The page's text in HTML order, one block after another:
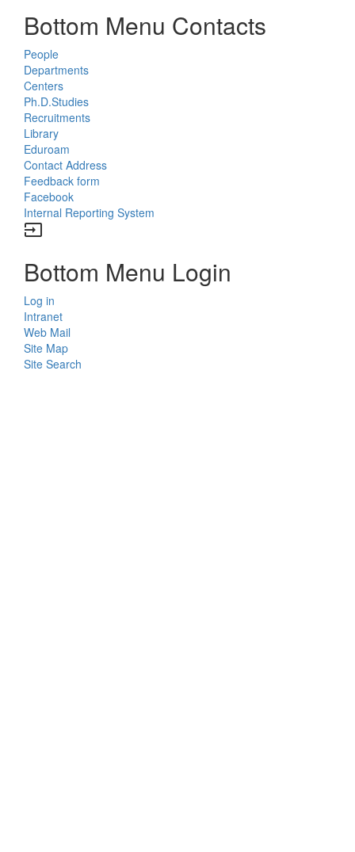
Bottom Menu Contacts
People
Departments
Centers
Ph.D.Studies
Recruitments
Library
Eduroam
Contact Address
Feedback form
Facebook
Internal Reporting System
input
Bottom Menu Login
Log in
Intranet
Web Mail
Site Map
Site Search